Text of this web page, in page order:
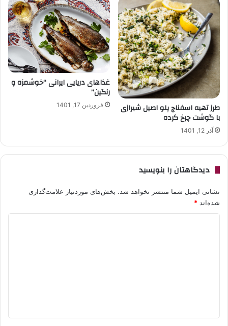
طرز تهیه اسفناج پلو اصیل شیرازی
با گوشت چرخ کرده
آذر 12, 1401
غذاهای دریایی ایرانی “خوشمزه و
رنگین”
فروردین 17, 1401
دیدگاهتان را بنویسید
نشانی ایمیل شما منتشر نخواهد شد. بخش‌های موردنیاز علامت‌گذاری
شده‌اند *